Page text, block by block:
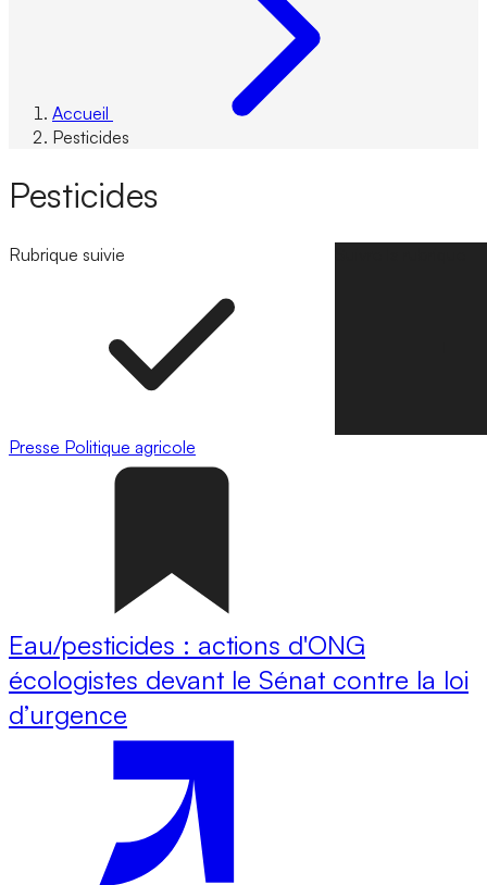
Accueil
Pesticides
Pesticides
Rubrique suivie
Presse Politique agricole
Eau/pesticides : actions d'ONG
écologistes devant le Sénat contre la loi
d’urgence